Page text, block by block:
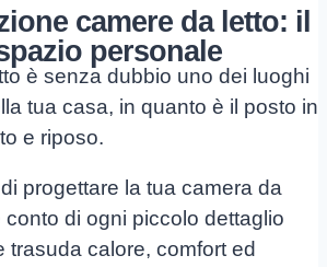
camere da letto: il
personale
è senza dubbio uno dei luoghi
tua casa, in quanto è il posto in
e riposo.
progettare la tua camera da
conto di ogni piccolo dettaglio
trasuda calore, comfort ed